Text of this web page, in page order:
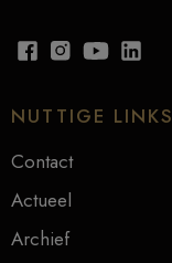
NUTTIGE LINKS
Contact
Actueel
Archief